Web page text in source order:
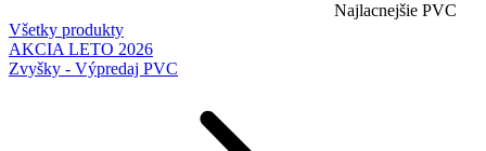
Najlacnejšie PVC
Všetky produkty
AKCIA LETO 2026
Zvyšky - Výpredaj PVC